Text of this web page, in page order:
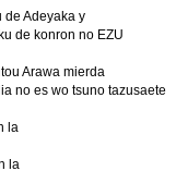
de Adeyaka y
de konron no EZU
Arawa mierda
no es wo tsuno tazusaete
la
la